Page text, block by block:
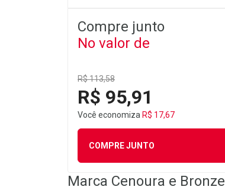
Compre junto
No valor de
R$ 113,58
R$ 95,91
Você economiza R$ 17,67
COMPRE JUNTO
Marca Cenoura e Bronze